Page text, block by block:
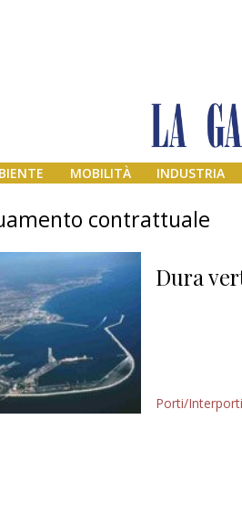
MOBILITÀ INDUSTRIA
contrattuale
Dura
Porti/Interporti